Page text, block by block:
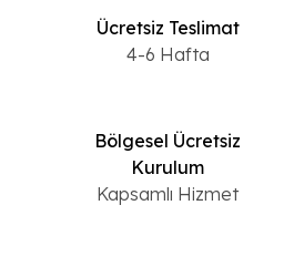
Ücretsiz Teslimat
4-6 Hafta
Bölgesel Ücretsiz
Kurulum
Kapsamlı Hizmet